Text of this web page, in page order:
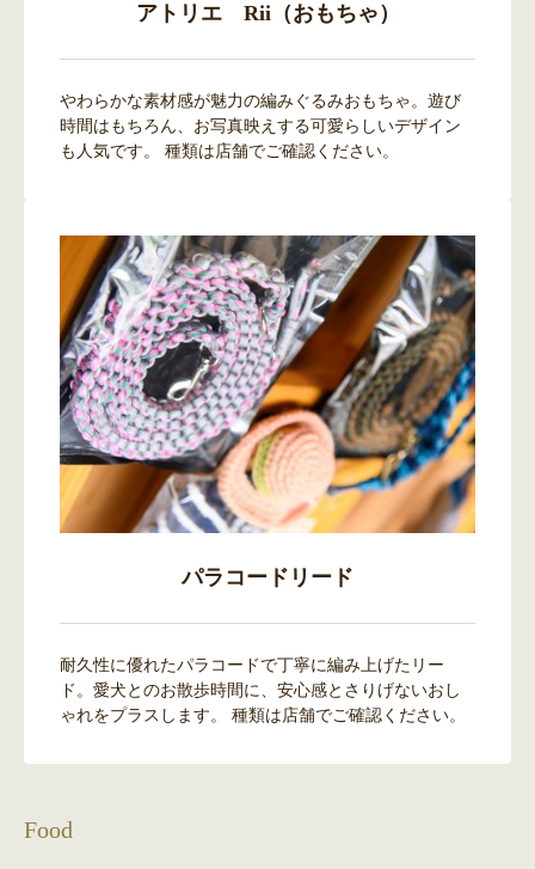
アトリエ Rii（おもちゃ）
やわらかな素材感が魅力の編みぐるみおもちゃ。遊び
時間はもちろん、お写真映えする可愛らしいデザイン
も人気です。 種類は店舗でご確認ください。
パラコードリード
耐久性に優れたパラコードで丁寧に編み上げたリー
ド。愛犬とのお散歩時間に、安心感とさりげないおし
ゃれをプラスします。 種類は店舗でご確認ください。
Food